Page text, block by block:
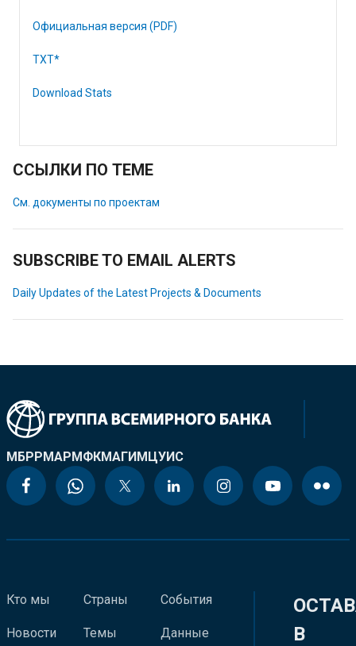
Официальная версия (PDF)
TXT*
Download Stats
ССЫЛКИ ПО ТЕМЕ
См. документы по проектам
SUBSCRIBE TO EMAIL ALERTS
Daily Updates of the Latest Projects & Documents
МБРРМАРМФКМАГИМЦУИС
Кто мы
Новости
Страны
Темы
События
Данные
В